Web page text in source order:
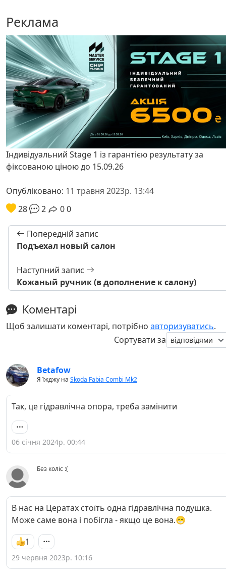
Реклама
Індивідуальний Stage 1 із гарантією результату за
фіксованою ціною до 15.09.26
Опубліковано: 11 травня 2023р. 13:44
28
2 00
Попередній запис
Подъехал новый салон
Наступний запис
Кожаный ручник (в дополнение к салону)
Коментарі
Щоб залишати коментарі, потрібно авторизуватись.
Сортувати за
Betafow
Я їжджу на Skoda Fabia Combi Mk2
Так, це гідравлічна опора, треба замінити
06 січня 2024р. 00:44
Без коліс :(
В нас на Цератах стоїть одна гідравлічна подушка.
Може саме вона і побігла - якщо це вона.😁
1
29 червня 2023р. 10:16